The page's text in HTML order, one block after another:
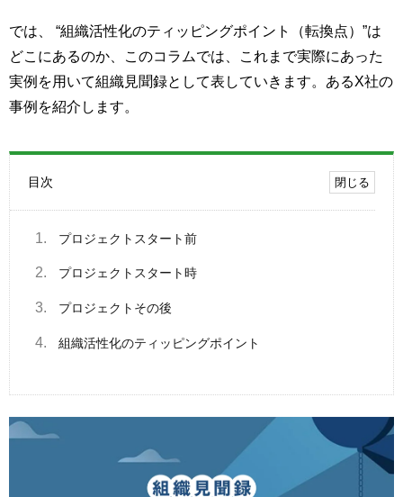
では、 “組織活性化のティッピングポイント（転換点）”は
どこにあるのか、このコラムでは、これまで実際にあった
実例を用いて組織見聞録として表していきます。あるX社の
事例を紹介します。
目次
1. プロジェクトスタート前
2. プロジェクトスタート時
3. プロジェクトその後
4. 組織活性化のティッピングポイント